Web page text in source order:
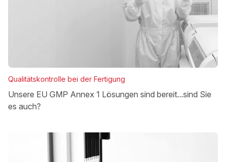
Qualitätskontrolle bei der Fertigung
Unsere EU GMP Annex 1 Lösungen sind bereit...sind Sie
es auch?